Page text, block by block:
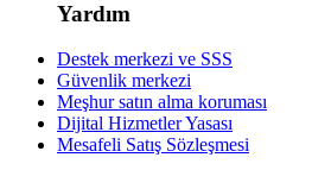
Yardım
Destek merkezi ve SSS
Güvenlik merkezi
Meşhur satın alma koruması
Dijital Hizmetler Yasası
Mesafeli Satış Sözleşmesi